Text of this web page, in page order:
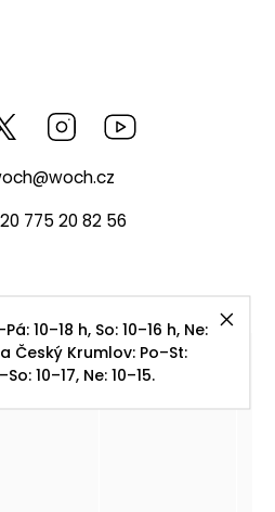
10–18 h, So: 10–16 h, Ne:
Český Krumlov: Po–St:
10–17, Ne: 10–15.
https://twitter.com/worldofchilli
Instagram
@woch.cz
775 20 82 56